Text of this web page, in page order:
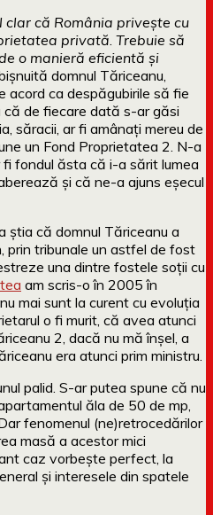
clar că România privește cu
privată Trebuie să
o manieră eficientă și
domnul Tăriceanu,
acord ca despăgubirile să fie
de fiecare dată s-ar găsi
săracii, ar fi amânați mereu de
un Fond Proprietatea 2. N-a
fondul ăsta că i-a sărit lumea
și că ne-a ajuns eșecul
știa că domnul Tăriceanu a
prin tribunale un astfel de fost
una dintre fostele soții cu
am scris-o în 2005 în
mai sunt la curent cu evoluția
o fi murit, că avea atunci
2, dacă nu mă înșel, a
era atunci prim ministru.
palid. S-ar putea spune că nu
ăla de 50 de mp,
fenomenul (ne)retrocedărilor
masă a acestor mici
caz vorbește perfect, la
și interesele din spatele